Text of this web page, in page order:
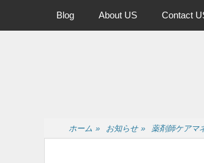
メインメニュー
プ
Blog About US Contact
ホーム » お知らせ » 薬剤師ケアマ